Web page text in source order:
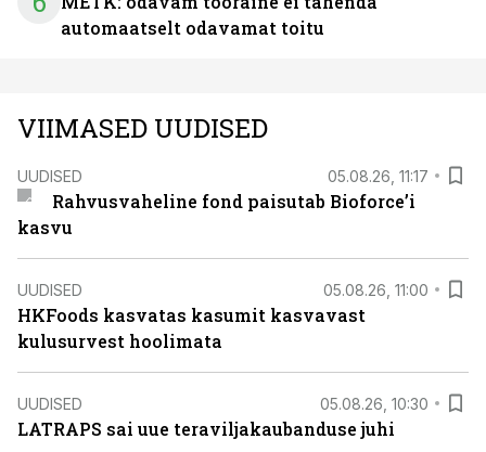
automaatselt odavamat toitu
VIIMASED UUDISED
UUDISED 05.08.26, 11:17
Rahvusvaheline fond paisutab Bioforce’i
kasvu
UUDISED 05.08.26, 11:00
HKFoods kasvatas kasumit kasvavast
kulusurvest hoolimata
UUDISED 05.08.26, 10:30
LATRAPS sai uue teraviljakaubanduse juhi